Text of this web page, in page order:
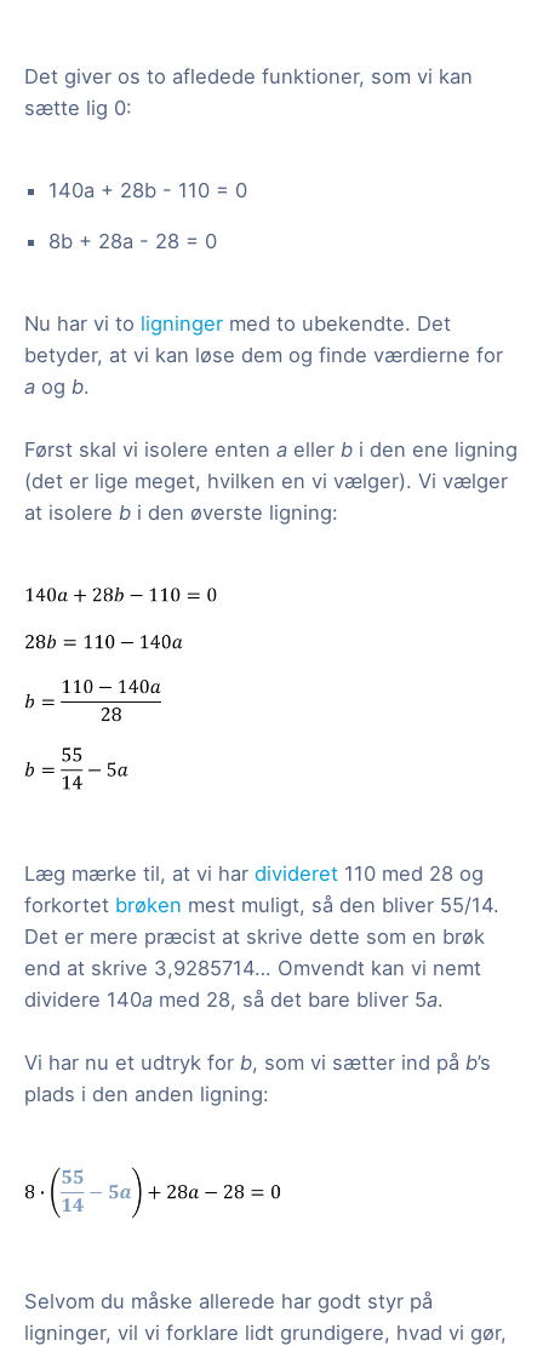
Det giver os to afledede funktioner, som vi kan
sætte lig 0:
140a + 28b - 110 = 0
8b + 28a - 28 = 0
Nu har vi to ligninger med to ubekendte. Det
betyder, at vi kan løse dem og finde værdierne for
a og b.
Først skal vi isolere enten a eller b i den ene ligning
(det er lige meget, hvilken en vi vælger). Vi vælger
at isolere b i den øverste ligning:
Læg mærke til, at vi har divideret 110 med 28 og
forkortet brøken mest muligt, så den bliver 55/14.
Det er mere præcist at skrive dette som en brøk
end at skrive 3,9285714… Omvendt kan vi nemt
dividere 140a med 28, så det bare bliver 5a.
Vi har nu et udtryk for b, som vi sætter ind på b’s
plads i den anden ligning:
Selvom du måske allerede har godt styr på
ligninger, vil vi forklare lidt grundigere, hvad vi gør,